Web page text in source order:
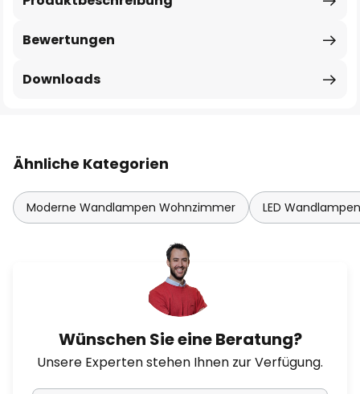
Bewertungen
Downloads
Ähnliche Kategorien
Moderne Wandlampen Wohnzimmer LED
Wünschen Sie eine Beratung?
Unsere Experten stehen Ihnen zur Verfügung.